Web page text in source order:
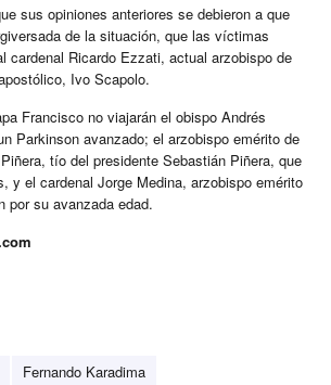
sus opiniones anteriores se debieron a que
de la situación, que las víctimas
cardenal Ricardo Ezzati, actual arzobispo de
Ivo Scapolo.
Francisco no viajarán el obispo Andrés
Parkinson avanzado; el arzobispo emérito de
tío del presidente Sebastián Piñera, que
y el cardenal Jorge Medina, arzobispo emérito
por su avanzada edad.
Fernando Karadima